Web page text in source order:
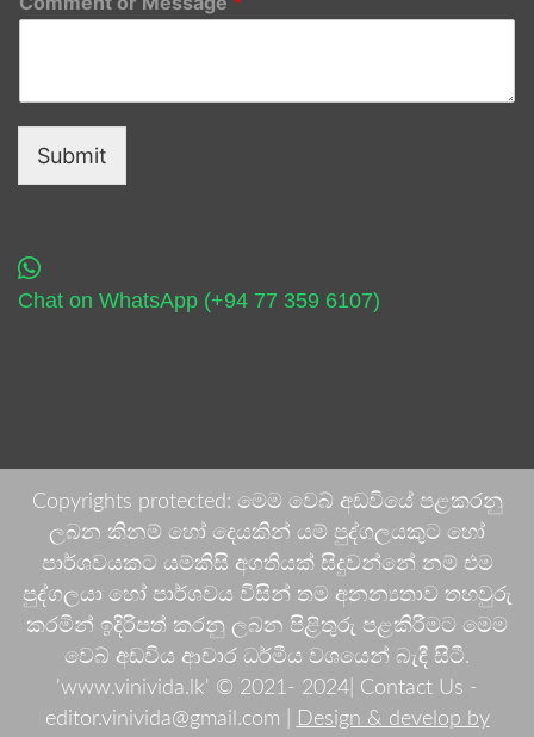
Submit
Chat on WhatsApp (+94 77 359 6107)
Copyrights protected: මෙම වෙබ් අඩවියේ පළකරනු
ලබන කිනම් හෝ දෙයකින් යම් පුද්ගලයකුට හෝ
පාර්ශවයකට යම්කිසි අගතියක් සිදුවන්නේ නම් එම
පුද්ගලයා හෝ පාර්ශවය විසින් තම අනන්‍යතාව තහවුරු
කරමින් ඉදිරිපත් කරනු ලබන පිළිතුරු පළකිරීමට මෙම
වෙබ් අඩවිය ආචාර ධර්මීය වශයෙන් බැඳී සිටී.
'www.vinivida.lk' © 2021- 2024| Contact Us -
editor.vinivida@gmail.com |
Design & develop by